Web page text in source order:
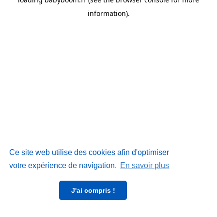
Ce site web utilise des cookies afin d'optimiser
votre expérience de navigation. En savoir plus
J'ai compris !
information).